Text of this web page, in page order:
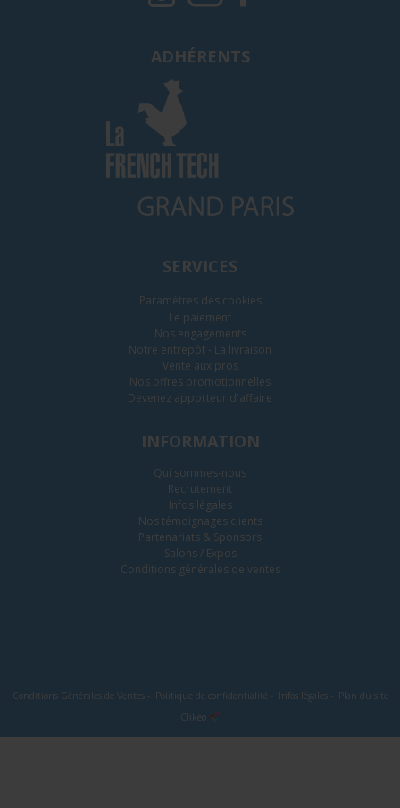
ADHÉRENTS
SERVICES
Paramètres des cookies
Le paiement
Nos engagements
Notre entrepôt - La livraison
Vente aux pros
Nos offres promotionnelles
Devenez apporteur d'affaire
INFORMATION
Qui sommes-nous
Recrutement
Infos légales
Nos témoignages clients
Partenariats & Sponsors
Salons / Expos
Conditions générales de ventes
Conditions Générales de Ventes- Politique de confidentialité - Infos légales- Plan du site
Clikeo